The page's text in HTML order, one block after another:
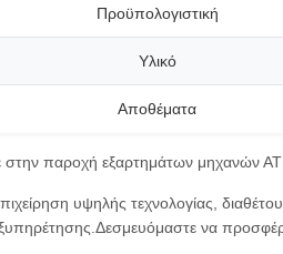
Προϋπολογιστική
Υλικό
Αποθέματα
στην παροχή εξαρτημάτων μηχανών
υψηλής τεχνολογίας,
να